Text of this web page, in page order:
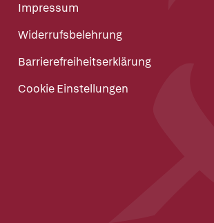
Impressum
Widerrufsbelehrung
Barrierefreiheitserklärung
Cookie Einstellungen